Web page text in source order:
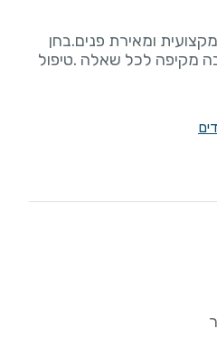
ומאירת פנים.בחן
מקיפה לכל שאלה .טיפול